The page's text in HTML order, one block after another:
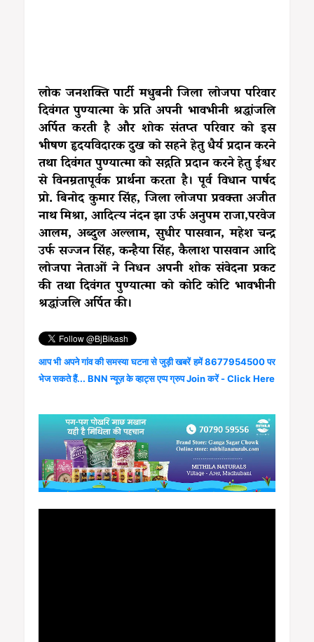
लोक जनशक्ति पार्टी मधुबनी जिला लोजपा परिवार
दिवंगत पुण्यात्मा के प्रति अपनी भावभीनी श्रद्धांजलि
अर्पित करती है और शोक संतप्त परिवार को इस
भीषण हृदयविदारक दुख को सहने हेतु धैर्य प्रदान करने
तथा दिवंगत पुण्यात्मा को सद्गति प्रदान करने हेतु ईश्वर
से विनम्रतापूर्वक प्रार्थना करता है। पूर्व विधान पार्षद
प्रो. बिनोद कुमार सिंह, जिला लोजपा प्रवक्ता अजीत
नाथ मिश्रा, आदित्य नंदन झा उर्फ अनुपम राजा,परवेज
आलम, अब्दुल अल्लाम, सुधीर पासवान, महेश चन्द्र
उर्फ सज्जन सिंह, कन्हैया सिंह, कैलाश पासवान आदि
लोजपा नेताओं ने निधन अपनी शोक संवेदना प्रकट
की तथा दिवंगत पुण्यात्मा को कोटि कोटि भावभीनी
श्रद्धांजलि अर्पित की।
आप भी अपने गांव की समस्या घटना से जुड़ी खबरें हमें 8677954500 पर
भेज सकते हैं... BNN न्यूज़ के व्हाट्स एप्प ग्रुप Join करें - Click Here